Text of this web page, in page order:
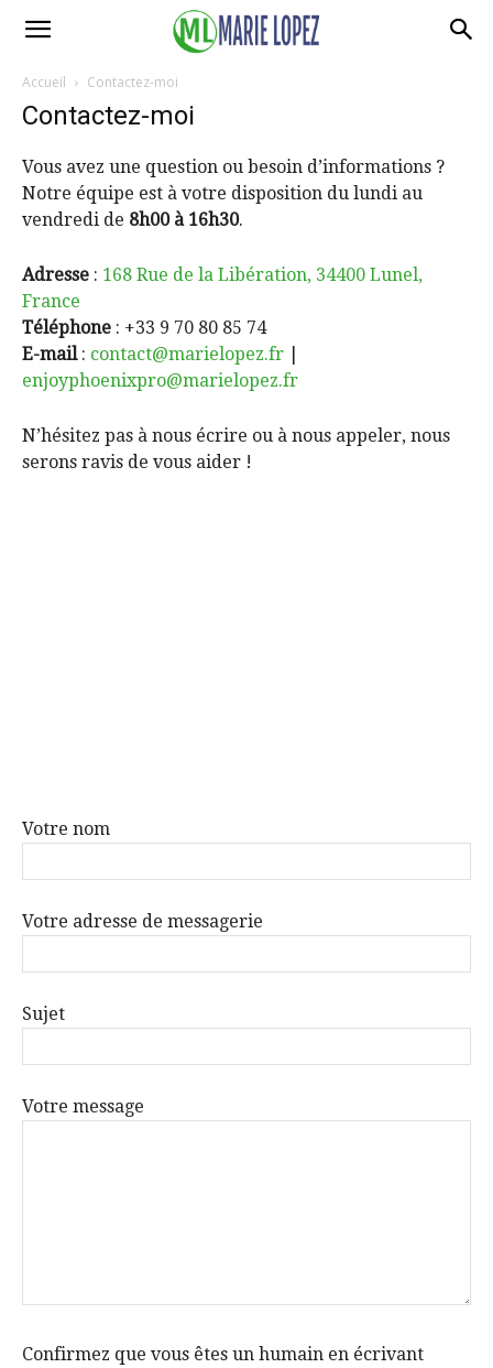
Accueil Contactez-moi
Contactez-moi
Vous avez une question ou besoin d’informations ?
Notre équipe est à votre disposition du lundi au
vendredi de 8h00 à 16h30.
Adresse : 168 Rue de la Libération, 34400 Lunel,
France
Téléphone : +33 9 70 80 85 74
E-mail: contact@marielopez.fr
enjoyphoenixpro@marielopez.fr
N’hésitez pas à nous écrire ou à nous appeler, nous
serons ravis de vous aider !
Votre nom
Votre adresse de messagerie
Sujet
Votre message
Confirmez que vous êtes un humain en écrivant